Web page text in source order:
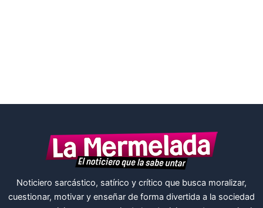
Noticiero sarcástico, satírico y crítico que busca moralizar,
cuestionar, motivar y enseñar de forma divertida a la sociedad